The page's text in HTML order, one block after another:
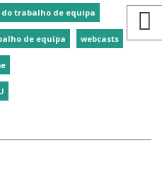
trabalho de equipa
de equipa webcasts